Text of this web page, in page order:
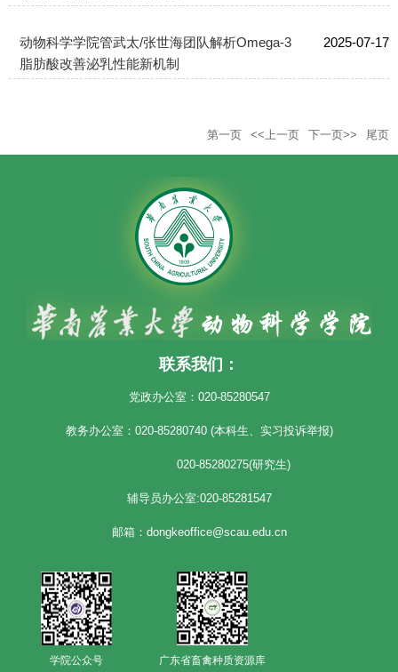
动物科学学院管武太/张世海团队解析Omega-3
脂肪酸改善泌乳性能新机制
2025-07-17
第一页 <<上一页 下一页>> 尾页
联系我们：
党政办公室：020-85280547
教务办公室：020-85280740 (本科生、实习投诉举报)
020-85280275(研究生)
辅导员办公室:020-85281547
邮箱：dongkeoffice@scau.edu.cn
学院公众号 广东省畜禽种质资源库